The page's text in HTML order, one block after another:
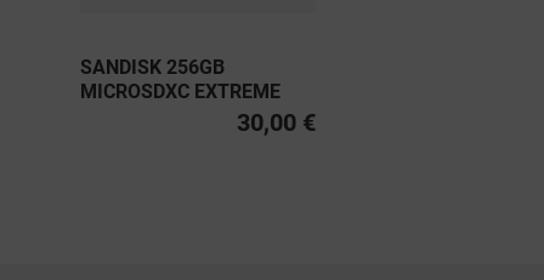
SANDISK 256GB
MICROSDXC EXTREME
PRO UHS-I U3, CLASS 10
30,00 €